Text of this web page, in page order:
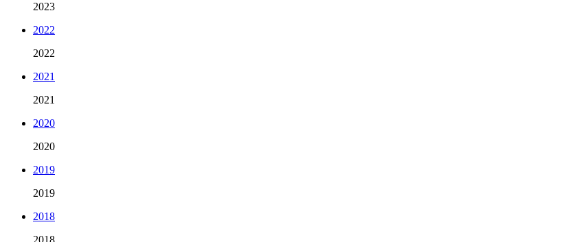
2023
2022
2022
2021
2021
2020
2020
2019
2019
2018